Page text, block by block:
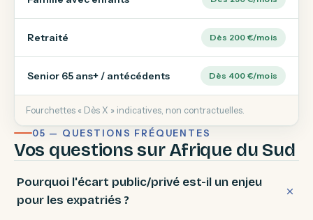
Retraité Dès 200 €/mois
Senior 65 ans+ / antécédents Dès 400 €/mois
Fourchettes « Dès X » indicatives, non contractuelles.
05 — QUESTIONS FRÉQUENTES
Vos questions sur Afrique du Sud
Pourquoi l'écart public/privé est-il un enjeu
pour les expatriés ?